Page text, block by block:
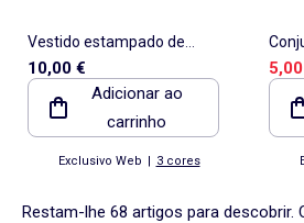
Vestido estampado de
manga comprida
10,00 €
Adicionar ao
carrinho
Exclusivo Web | 3 cores
Restam-lhe 68 artigos para descobrir.